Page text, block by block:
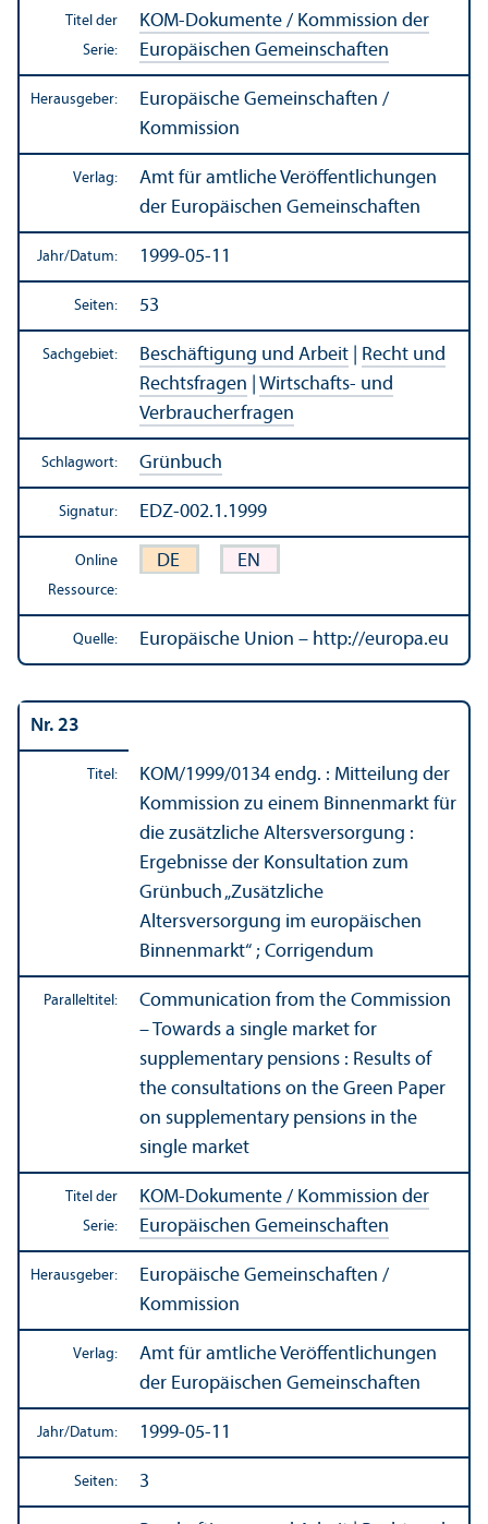
Titel der
Serie:
KOM-Dokumente / Kommission der
Europäischen Gemeinschaften
Herausgeber:
Europäische Gemeinschaften /
Kommission
Verlag:
Amt für amtliche Veröffentlichungen
der Europäischen Gemeinschaften
Jahr/Datum: 1999-05-11
Seiten: 53
Sachgebiet: Beschäftigung und Arbeit
Recht und
Rechts­fragen
Wirtschafts- und
Verbraucherfragen
Schlagwort: Grünbuch
Signatur: EDZ-002.1.1999
Online
Ressource:
DE EN
Quelle: Europäische Union – http://europa.eu
Nr. 23
Titel: KOM/1999/0134 endg. : Mitteilung der
Kommission zu einem Binnen­markt für
die zusätzliche Altersversorgung :
Ergebnisse der Konsultation zum
Grünbuch „Zusätzliche
Altersversorgung im europäischen
Binnen­markt“ ; Corrigendum
Paralleltitel:
Communication from the Commission
– Towards a single market for
supplementary pensions : Results of
the consultations on the Green Paper
on supplementary pensions in the
single market
Titel der
Serie:
KOM-Dokumente / Kommission der
Europäischen Gemeinschaften
Herausgeber:
Europäische Gemeinschaften /
Kommission
Verlag:
Amt für amtliche Veröffentlichungen
der Europäischen Gemeinschaften
Jahr/Datum: 1999-05-11
Seiten: 3